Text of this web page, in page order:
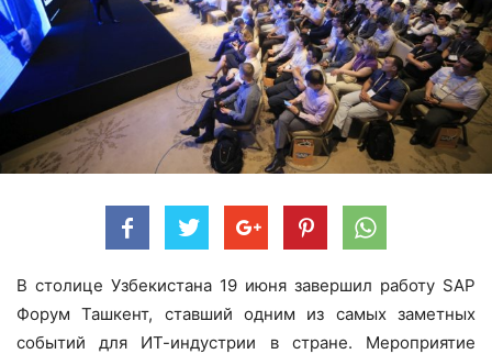
В столице Узбекистана 19 июня завершил работу SAP
Форум Ташкент, ставший одним из самых заметных
событий для ИТ-индустрии в стране. Мероприятие